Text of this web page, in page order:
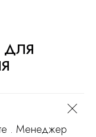
. Менеджер